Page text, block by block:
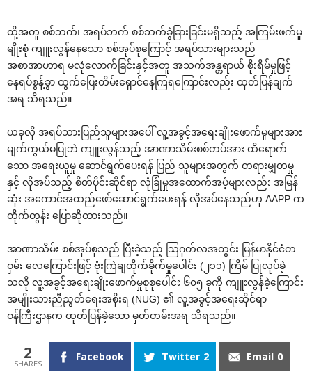
ထို့အတူ စစ်ဘက်၊ အရပ်ဘက် စစ်ဘက်ခွဲခြားခြင်းမရှိသည့် အကြမ်းဖက်မှု
မျိုးစုံ ကျူးလွန်နေသော စစ်အုပ်စုကြောင့် အရပ်သားများသည်
အစာအာဟာရ မလုံလောက်ခြင်းနှင့်အတူ အသက်အန္တရာယ် စိုးရိမ်မှုဖြင့်
နေရပ်စွန့်ခွာ ထွက်ပြေးတိမ်းရှောင်နေကြရကြောင်းလည်း ထုတ်ပြန်ချက်
အရ သိရသည်။
ယခုလို အရပ်သားပြည်သူများအပေါ် လူ့အခွင့်အရေးချိုးဖောက်မှုများအား
မျက်ကွယ်မပြုဘဲ ကျူးလွန်သည့် အာဏာသိမ်းစစ်တပ်အား ထိရောက်
သော အရေးယူမှု ဆောင်ရွက်ပေးရန် ပြည် သူများအတွက် တရားမျှတမှု
နှင့် လိုအပ်သည့် စိတ်ပိုင်းဆိုင်ရာ လုံခြုံမှုအထောက်အပံ့များလည်း အမြန်
ဆုံး အကောင်အထည်ဖော်ဆောင်ရွက်ပေးရန် လိုအပ်နေသည်ဟု AAPP က
တိုက်တွန်း ပြောဆိုထားသည်။
အာဏာသိမ်း စစ်အုပ်စုသည် ပြီးခဲ့သည့် သြဂုတ်လအတွင်း မြန်မာနိုင်ငံတ
ဝှမ်း လေကြောင်းဖြင့် ဗုံးကြဲချတိုက်ခိုက်မှုပေါင်း (၂၁၁) ကြိမ် ပြုလုပ်ခဲ့
သလို လူ့အခွင့်အရေးချိုးဖောက်မှုစုစုပေါင်း ၆၀၅ ခုကို ကျူးလွန်ခဲ့ကြောင်း
အမျိုးသားညီညွတ်ရေးအစိုးရ (NUG) ၏ လူ့အခွင့်အရေးဆိုင်ရာ
ဝန်ကြီးဌာနက ထုတ်ပြန်ခဲ့သော မှတ်တမ်းအရ သိရသည်။
2 Facebook Twitter 2 Email 0